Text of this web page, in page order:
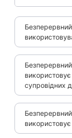
супровідних